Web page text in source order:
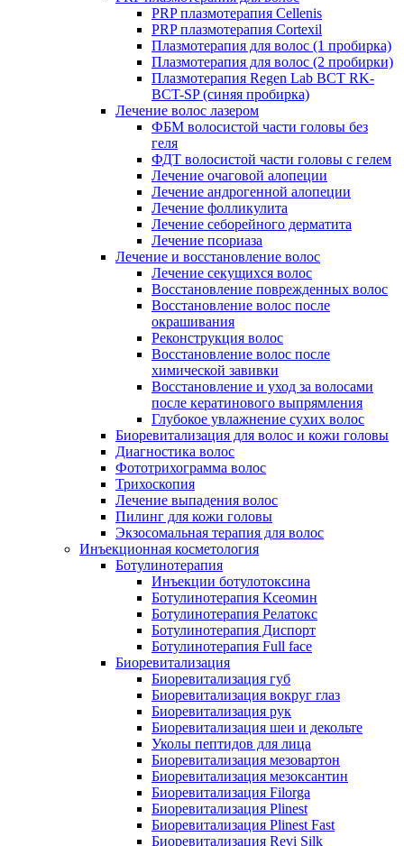
PRP плазмотерапия Cellenis
PRP плазмотерапия Cortexil
Плазмотерапия для волос (1 пробирка)
Плазмотерапия для волос (2 пробирки)
Плазмотерапия Regen Lab BCT RK-
BCT-SP (синяя пробирка)
Лечение волос лазером
ФБМ волосистой части головы без
геля
ФДТ волосистой части головы с гелем
Лечение очаговой алопеции
Лечение андрогенной алопеции
Лечение фолликулита
Лечение себорейного дерматита
Лечение псориаза
Лечение и восстановление волос
Лечение секущихся волос
Восстановление поврежденных волос
Восстановление волос после
окрашивания
Реконструкция волос
Восстановление волос после
химической завивки
Восстановление и уход за волосами
после кератинового выпрямления
Глубокое увлажнение сухих волос
Биоревитализация для волос и кожи головы
Диагностика волос
Фототрихограмма волос
Трихоскопия
Лечение выпадения волос
Пилинг для кожи головы
Экзосомальная терапия для волос
Инъекционная косметология
Ботулинотерапия
Инъекции ботулотоксина
Ботулинотерапия Ксеомин
Ботулинотерапия Релатокс
Ботулинотерапия Диспорт
Ботулинотерапия Full face
Биоревитализация
Биоревитализация губ
Биоревитализация вокруг глаз
Биоревитализация рук
Биоревитализация шеи и декольте
Уколы пептидов для лица
Биоревитализация мезовартон
Биоревитализация мезоксантин
Биоревитализация Filorga
Биоревитализация Plinest
Биоревитализация Plinest Fast
Биоревитализация Revi Silk